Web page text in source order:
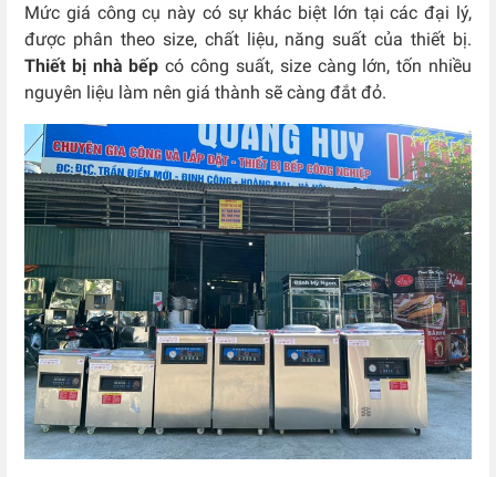
Mức giá công cụ này có sự khác biệt lớn tại các đại lý,
được phân theo size, chất liệu, năng suất của thiết bị.
Thiết bị nhà bếp có công suất, size càng lớn, tốn nhiều
nguyên liệu làm nên giá thành sẽ càng đắt đỏ.